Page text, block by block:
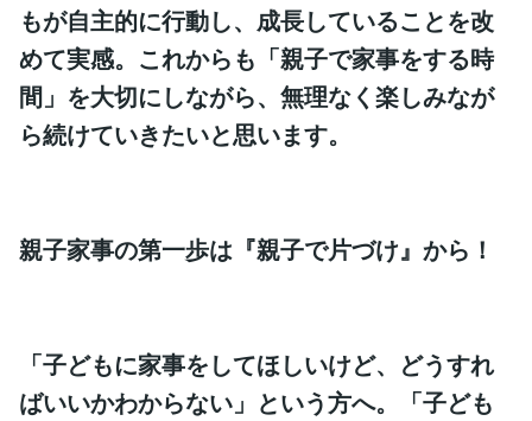
もが自主的に行動し、成長していることを改
めて実感。これからも「親子で家事をする時
間」を大切にしながら、無理なく楽しみなが
ら続けていきたいと思います。
親子家事の第一歩は『親子で片づけ』から！
「子どもに家事をしてほしいけど、どうすれ
ばいいかわからない」という方へ。「子ども